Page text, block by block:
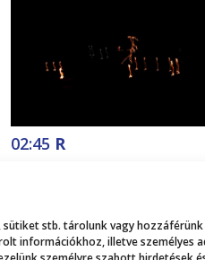
stb. tárolunk vagy hozzáférünk
információkhoz, illetve személyes
02:45 R